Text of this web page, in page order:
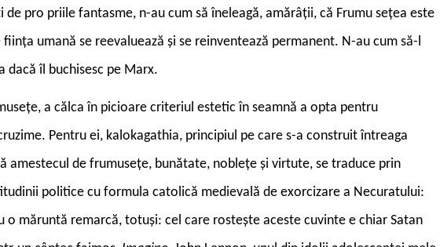
de pro priile fantasme, n-au cum să îneleagă, amărâții, că Frumu sețea este
umană se reevaluează și se reinventează permanent. N-au cum să-l
dacă îl buchisesc pe Marx.
a călca în picioare criteriul estetic în seamnă a opta pentru
Pentru ei, kalokagathia, principiul pe care s-a construit întreaga
amestecul de frumusețe, bunătate, noblețe și virtute, se traduce prin
politice cu formula catolică medievală de exorcizare a Necuratului:
o măruntă remarcă, totuși: cel care rostește aceste cuvinte e chiar Satan